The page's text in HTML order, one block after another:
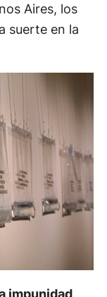
Aires, los
suerte en la
impunidad